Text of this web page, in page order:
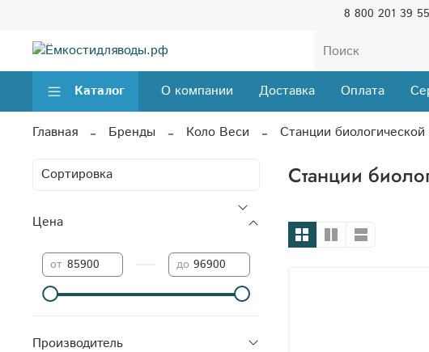
8 800 201 39 55
Каталог О компании Доставка Оплата
Главная Бренды Коло Веси Станции биологической
Станции
Цена
от до
Производитель